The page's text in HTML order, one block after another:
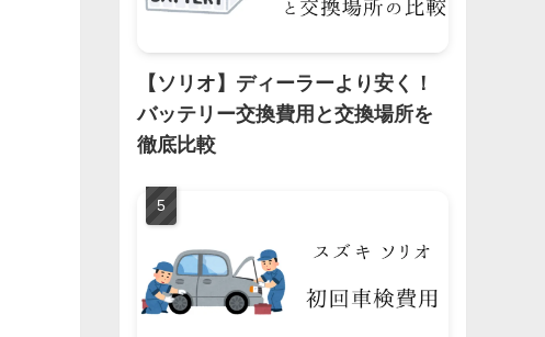
【ソリオ】ディーラーより安く！
バッテリー交換費用と交換場所を
徹底比較